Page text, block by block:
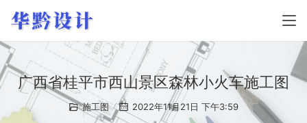
广西省桂平市西山景区森林小火车施工图
施工图 2022年11月21日 下午3:59